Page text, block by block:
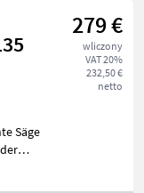
279 €
wliczony
VAT 20%
232,50 €
netto
Säge